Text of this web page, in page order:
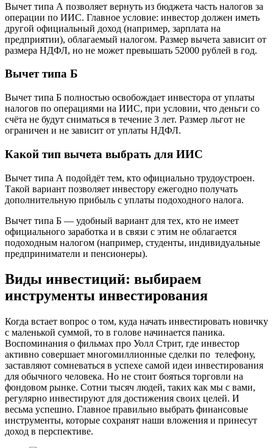
Вычет типа А позволяет вернуть из бюджета часть налогов за
операции по ИИС. Главное условие: инвестор должен иметь
другой официальный доход (например, зарплата на
предприятии), облагаемый налогом. Размер вычета зависит от
размера НДФЛ, но не может превышать 52000 рублей в год.
Вычет типа Б
Вычет типа Б полностью освобождает инвестора от уплаты
налогов по операциями на ИИС, при условии, что деньги со
счёта не будут сниматься в течение 3 лет. Размер льгот не
ограничен и не зависит от уплаты НДФЛ.
Какой тип вычета выбрать для ИИС
Вычет типа А подойдёт тем, кто официально трудоустроен.
Такой вариант позволяет инвестору ежегодно получать
дополнительную прибыль с уплаты подоходного налога.
Вычет типа Б — удобный вариант для тех, кто не имеет
официального заработка и в связи с этим не облагается
подоходным налогом (например, студенты, индивидуальные
предприниматели и пенсионеры).
Виды инвестиций: выбираем
инструменты инвестирования
Когда встает вопрос о том, куда начать инвестировать новичку
с маленькой суммой, то в голове начинается паника.
Воспоминания о фильмах про Уолл Стрит, где инвестор
активно совершает многомиллионные сделки по телефону,
заставляют сомневаться в успехе самой идеи инвестирования
для обычного человека. Но не стоит бояться торговли на
фондовом рынке. Сотни тысяч людей, таких как мы с вами,
регулярно инвестируют для достижения своих целей. И
весьма успешно. Главное правильно выбрать финансовые
инструменты, которые сохранят наши вложения и принесут
доход в перспективе.